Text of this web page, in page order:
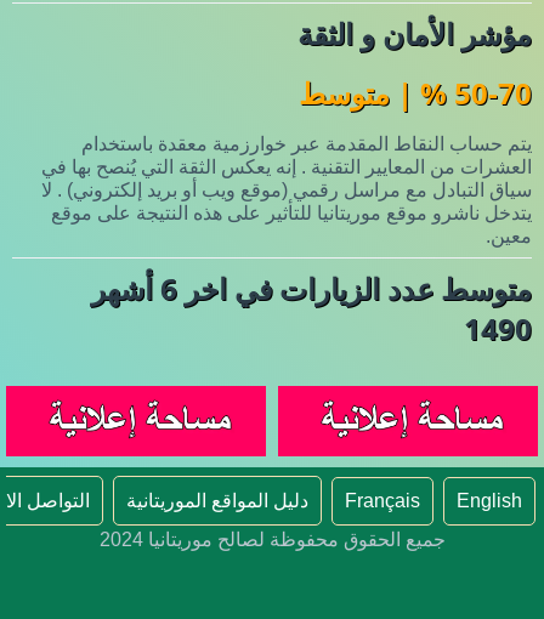
مؤشر الأمان و الثقة
50-70 % | متوسط
يتم حساب النقاط المقدمة عبر خوارزمية معقدة باستخدام
العشرات من المعايير التقنية . إنه يعكس الثقة التي يُنصح بها في
سياق التبادل مع مراسل رقمي (موقع ويب أو بريد إلكتروني) . لا
يتدخل ناشرو موقع موريتانيا للتأثير على هذه النتيجة على موقع
معين.
متوسط عدد الزيارات في اخر 6 أشهر
1490
English
Français دليل المواقع الموريتانية
التواصل
جميع الحقوق محفوظة لصالح موريتانيا 2024